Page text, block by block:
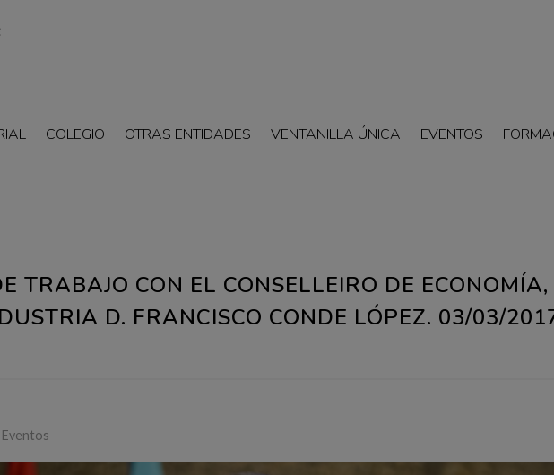
COLEGIO OTRAS ENTIDADES VENTANILLA ÚNICA EVENTOS
TRABAJO CON EL CONSELLEIRO DE ECONOMÍA,
D. FRANCISCO CONDE LÓPEZ. 03/03/
Eventos